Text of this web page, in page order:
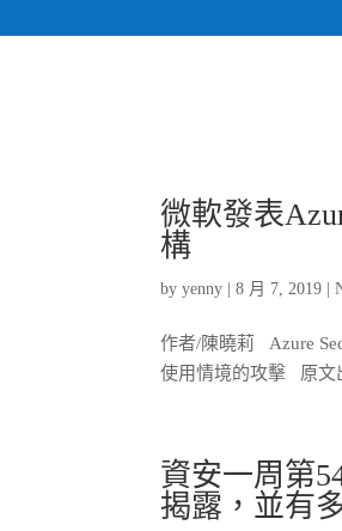
微軟發表
構
byyenny |8 月 7, 2019 |
作者/陳曉莉 Azure
使用情境的攻擊 原文
資安一周第
揭露，並有